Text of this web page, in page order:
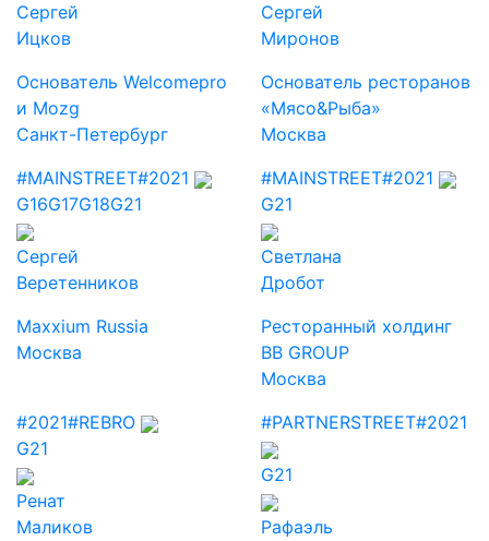
Сергей
Ицков
Основатель Welcomepro
и Mozg
Санкт-Петербург
Сергей
Миронов
Основатель ресторанов
«Мясо&Рыба»
Москва
#MAINSTREET#2021
G16G17G18G21
Сергей
Веретенников
Maxxium Russia
Москва
#MAINSTREET#2021
G21
Светлана
Дробот
Ресторанный холдинг
BB GROUP
Москва
#2021#REBRO
G21
Ренат
Маликов
#PARTNERSTREET#2021
G21
Рафаэль